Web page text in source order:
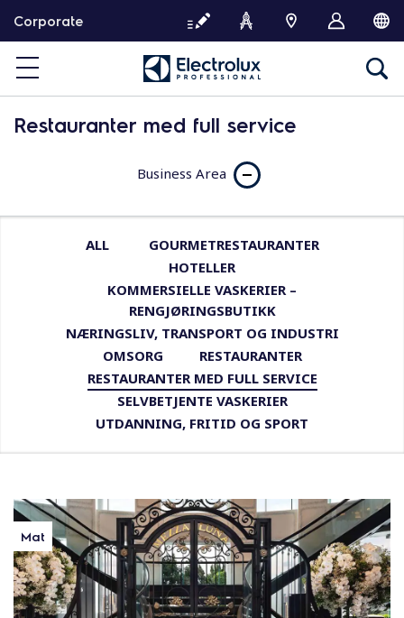
t
e
Corporate
Restauranter med full service
Business Area
ALL
GOURMETRESTAURANTER
HOTELLER
KOMMERSIELLE VASKERIER –
RENGJØRINGSBUTIKK
NÆRINGSLIV, TRANSPORT OG INDUSTRI
OMSORG
RESTAURANTER
RESTAURANTER MED FULL SERVICE
SELVBETJENTE VASKERIER
UTDANNING, FRITID OG SPORT
Mat